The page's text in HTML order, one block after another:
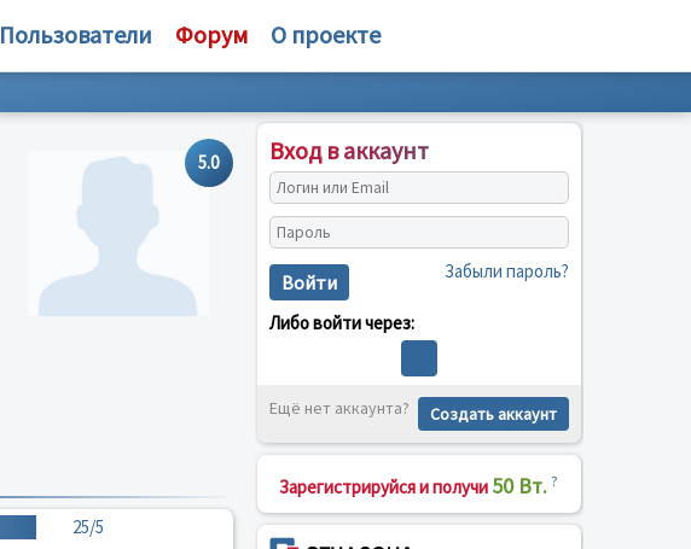
Пользователи Форум О проекте
5.0
25/5
Вход в аккаунт
Войти Забыли пароль?
Либо войти через:
Ещё нет аккаунта? Создать аккаунт
Зарегистрируйся и получи 50 Вт. ?